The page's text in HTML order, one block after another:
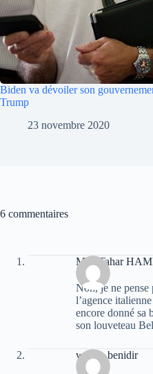
Biden va dévoiler son
Trump
23 novembre 2020
6 commentaires
Med Tahar
Non, je ne pense
l’agence
encore donné sa
son louveteau
wahab benidir